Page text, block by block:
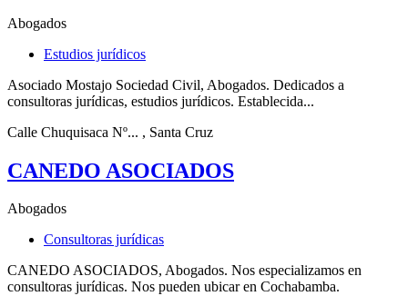
Abogados
Estudios jurídicos
Asociado Mostajo Sociedad Civil, Abogados. Dedicados a
consultoras jurídicas, estudios jurídicos. Establecida...
Calle Chuquisaca Nº... , Santa Cruz
CANEDO ASOCIADOS
Abogados
Consultoras jurídicas
CANEDO ASOCIADOS, Abogados. Nos especializamos en
consultoras jurídicas. Nos pueden ubicar en Cochabamba.